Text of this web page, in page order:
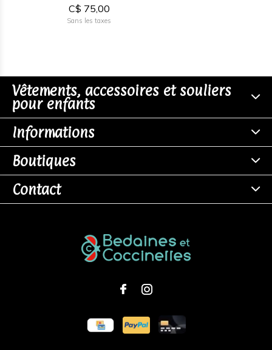
C$ 75,00
Sans les taxes
Vêtements, accessoires et souliers
pour enfants
Informations
Boutiques
Contact